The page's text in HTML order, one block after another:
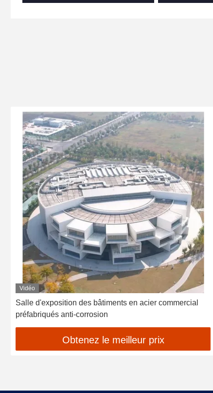
Vidéo
Salle d'exposition des bâtiments en acier commercial
préfabriqués anti-corrosion
Obtenez le meilleur prix